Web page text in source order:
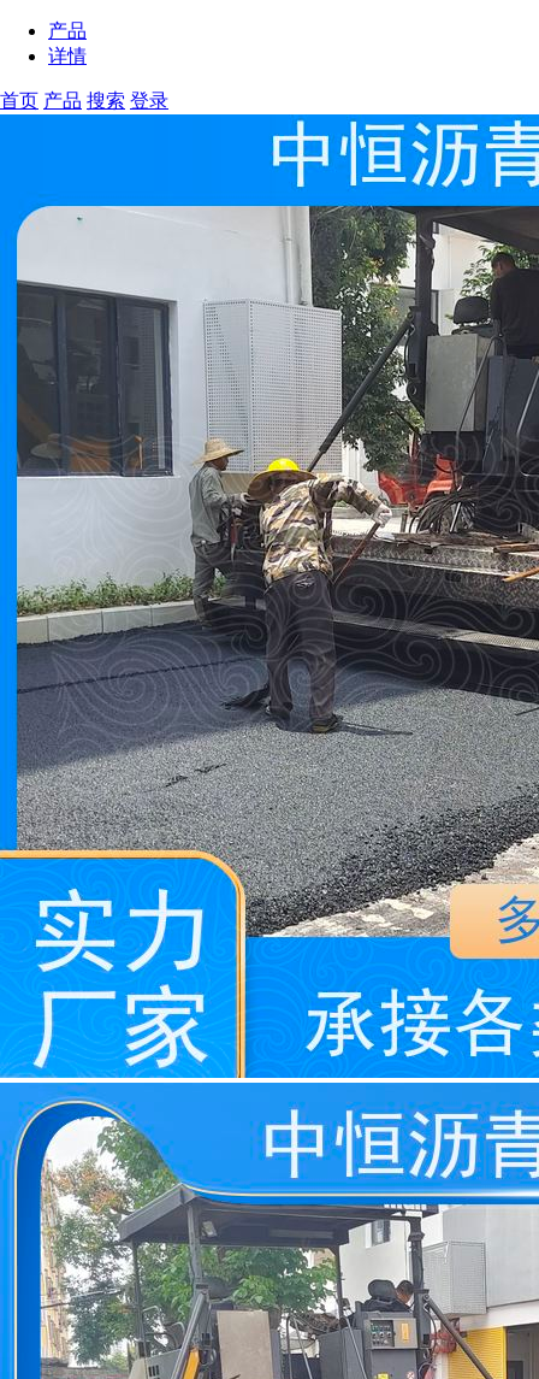
产品
详情
首页 产品 搜索 登录